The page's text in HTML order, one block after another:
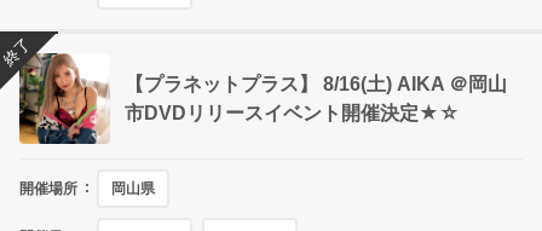
【プラネットプラス】 8/16(土) AIKA ＠岡山
市DVDリリースイベント開催決定★☆
開催場所 岡山県
終了